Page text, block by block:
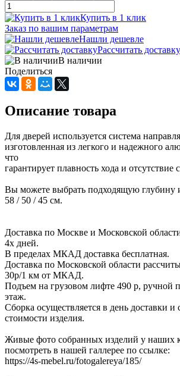
Купить в 1 клик
Заказ по вашим параметрам
Нашли дешевле
Рассчитать доставку
В наличии
Поделиться
Описание товара
Для дверей используется система
изготовленная из легкого и надежного
что
гарантирует плавность хода и отсутствие
Вы можете выбрать подходящую глубину
58 / 50 / 45 см.
Доставка по Москве и Московской
4х дней.
В пределах МКАД доставка бесплатная.
Доставка по Московской области
30р/1 км от МКАД.
Подъем на грузовом лифте 490 р, ручной
этаж.
Сборка осуществляется в день доставки и
стоимости изделия.
Живые фото собранных изделий у наших
посмотреть в нашей галлерее по ссылке:
https://4s-mebel.ru/fotogalereya/185/